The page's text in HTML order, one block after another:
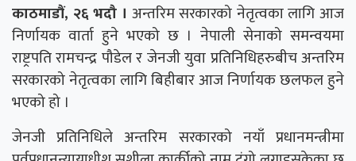
काठमाडौं, २६ भदौ । अन्तरिम सरकारको नेतृत्वका लागि आज
निर्णायक वार्ता हुने भएको छ । नेपाली सेनाको समन्वयमा
राष्ट्रपति रामचन्द्र पौडेल र जेनजी युवा प्रतिनिधिहरुबीच अन्तरिम
सरकारको नेतृत्वका लागि बिहीबार आज निर्णायक छलफल हुने
भएको हो ।
जेनजी प्रतिनिधिले अन्तरिम सरकारको नयाँ प्रधानमन्त्रीमा